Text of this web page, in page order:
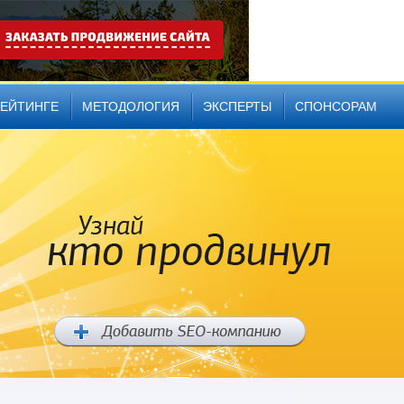
МЕТОДОЛОГИЯ ЭКСПЕРТЫ СПОНСОРАМ